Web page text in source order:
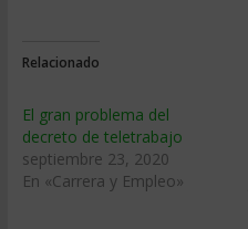
Relacionado
El gran problema del
decreto de teletrabajo
septiembre 23, 2020
En «Carrera y Empleo»